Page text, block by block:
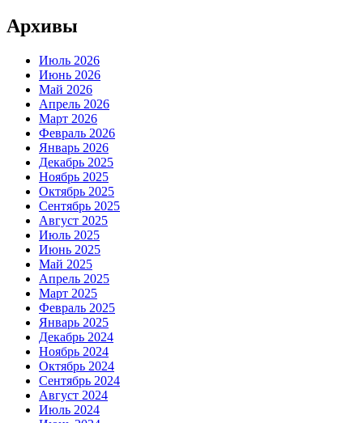
Архивы
Июль 2026
Июнь 2026
Май 2026
Апрель 2026
Март 2026
Февраль 2026
Январь 2026
Декабрь 2025
Ноябрь 2025
Октябрь 2025
Сентябрь 2025
Август 2025
Июль 2025
Июнь 2025
Май 2025
Апрель 2025
Март 2025
Февраль 2025
Январь 2025
Декабрь 2024
Ноябрь 2024
Октябрь 2024
Сентябрь 2024
Август 2024
Июль 2024